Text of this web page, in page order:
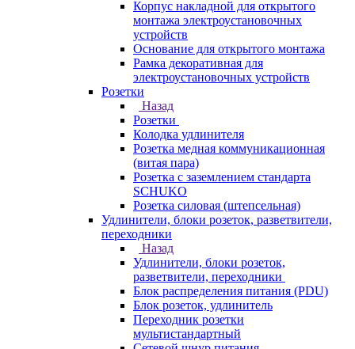
Корпус накладной для открытого
монтажа электроустановочных
устройств
Основание для открытого монтажа
Рамка декоративная для
электроустановочных устройств
Розетки
Назад
Розетки
Колодка удлинителя
Розетка медная коммуникационная
(витая пара)
Розетка с заземлением стандарта
SCHUKO
Розетка силовая (штепсельная)
Удлинители, блоки розеток, разветвители,
переходники
Назад
Удлинители, блоки розеток,
разветвители, переходники
Блок распределения питания (PDU)
Блок розеток, удлинитель
Переходник розетки
мультистандартный